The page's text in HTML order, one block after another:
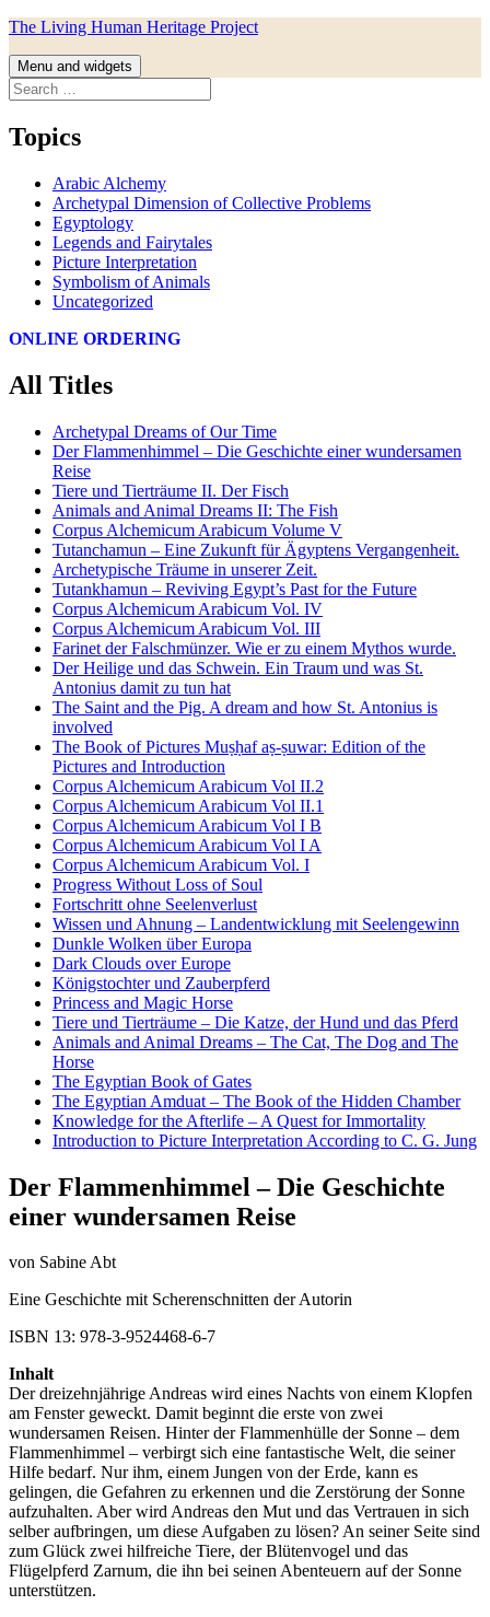
Skip
content
The Living Human Heritage Project
Menu and widgets
Search
for:
Topics
Arabic Alchemy
Archetypal Dimension of Collective Problems
Egyptology
Legends and Fairytales
Picture Interpretation
Symbolism of Animals
Uncategorized
ONLINE ORDERING
All Titles
Archetypal Dreams of Our Time
Der Flammenhimmel – Die Geschichte einer wundersamen
Reise
Tiere und Tierträume II. Der Fisch
Animals and Animal Dreams II: The Fish
Corpus Alchemicum Arabicum Volume V
Tutanchamun – Eine Zukunft für Ägyptens Vergangenheit.
Archetypische Träume in unserer Zeit.
Tutankhamun – Reviving Egypt’s Past for the Future
Corpus Alchemicum Arabicum Vol. IV
Corpus Alchemicum Arabicum Vol. III
Farinet der Falschmünzer. Wie er zu einem Mythos wurde.
Der Heilige und das Schwein. Ein Traum und was St.
Antonius damit zu tun hat
The Saint and the Pig. A dream and how St. Antonius is
involved
The Book of Pictures Muṣḥaf aṣ-ṣuwar: Edition of the
Pictures and Introduction
Corpus Alchemicum Arabicum Vol II.2
Corpus Alchemicum Arabicum Vol II.1
Corpus Alchemicum Arabicum Vol I B
Corpus Alchemicum Arabicum Vol I A
Corpus Alchemicum Arabicum Vol. I
Progress Without Loss of Soul
Fortschritt ohne Seelenverlust
Wissen und Ahnung – Landentwicklung mit Seelengewinn
Dunkle Wolken über Europa
Dark Clouds over Europe
Königstochter und Zauberpferd
Princess and Magic Horse
Tiere und Tierträume – Die Katze, der Hund und das Pferd
Animals and Animal Dreams – The Cat, The Dog and The
Horse
The Egyptian Book of Gates
The Egyptian Amduat – The Book of the Hidden Chamber
Knowledge for the Afterlife – A Quest for Immortality
Introduction to Picture Interpretation According to C. G. Jung
Der Flammenhimmel – Die Geschichte
einer wundersamen Reise
von Sabine Abt
Eine Geschichte mit Scherenschnitten der Autorin
ISBN 13: 978-3-9524468-6-7
Inhalt
Der dreizehnjährige Andreas wird eines Nachts von einem Klopfen
am Fenster geweckt. Damit beginnt die erste von zwei
wundersamen Reisen. Hinter der Flammenhülle der Sonne – dem
Flammenhimmel – verbirgt sich eine fantastische Welt, die seiner
Hilfe bedarf. Nur ihm, einem Jungen von der Erde, kann es
gelingen, die Gefahren zu erkennen und die Zerstörung der Sonne
aufzuhalten. Aber wird Andreas den Mut und das Vertrauen in sich
selber aufbringen, um diese Aufgaben zu lösen? An seiner Seite sind
zum Glück zwei hilfreiche Tiere, der Blütenvogel und das
Flügelpferd Zarnum, die ihn bei seinen Abenteuern auf der Sonne
unterstützen.